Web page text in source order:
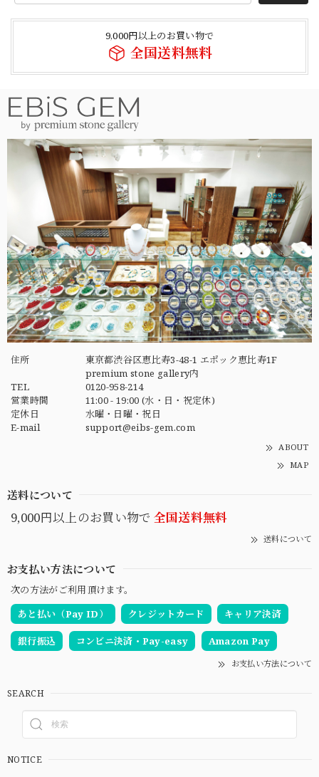
9,000円以上のお買い物で
全国送料無料
住所
東京都渋谷区恵比寿3-48-1 エポック恵比寿1F
premium stone gallery内
TEL
0120-958-214
営業時間
11:00 - 19:00 (水・日・祝定休)
定休日
水曜・日曜・祝日
E-mail
support@eibs-gem.com
ABOUT
MAP
送料について
9,000円以上のお買い物で 全国送料無料
送料について
お支払い方法について
次の方法がご利用頂けます。
あと払い（Pay ID）
クレジットカード キャリア決済
銀行振込 コンビニ決済・Pay-easy Amazon Pay
お支払い方法について
SEARCH
NOTICE